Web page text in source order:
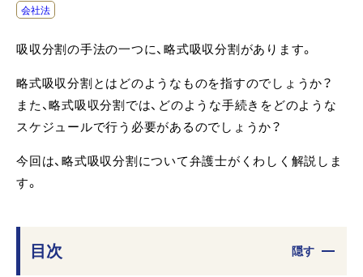
会社法
吸収分割の手法の一つに、略式吸収分割があります。
略式吸収分割とはどのようなものを指すのでしょうか？
また、略式吸収分割では、どのような手続きをどのような
スケジュールで行う必要があるのでしょうか？
今回は、略式吸収分割について弁護士がくわしく解説しま
す。
目次 隠す